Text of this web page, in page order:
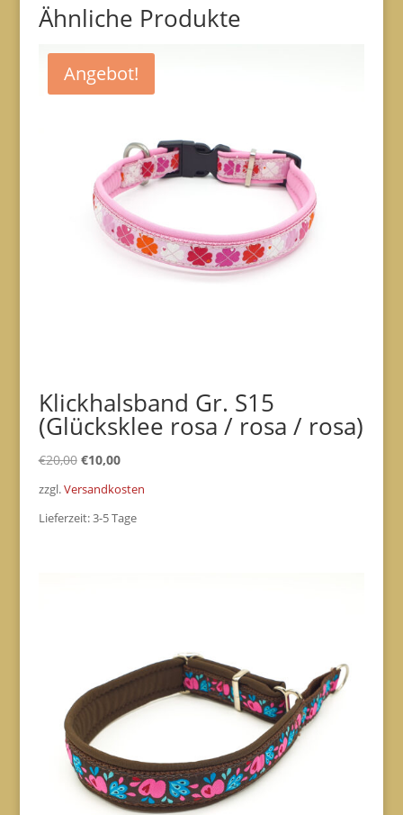
Ähnliche Produkte
Angebot!
Klickhalsband Gr. S15
(Glücksklee rosa / rosa / rosa)
€20,00 Ursprünglicher
€20,00
€10,00Aktueller
€10,00.
zzgl.Versandkosten
Lieferzeit:3-5 Tage